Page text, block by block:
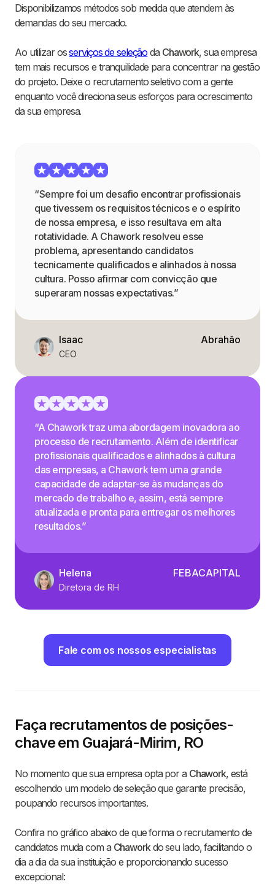
Disponibilizamos métodos sob medida que atendem às
demandas do seu mercado.
Ao utilizar osserviços de seleção da Chawork, sua empresa
tem mais recursos e tranquilidade para concentrar na gestão
do projeto. Deixe o recrutamento seletivo com a gente
enquanto você direciona seus esforços para ocrescimento
da sua empresa.
“Sempre foi um desafio encontrar profissionais
que tivessem os requisitos técnicos e o espírito
de nossa empresa, e isso resultava em alta
rotatividade. A Chawork resolveu esse
problema, apresentando candidatos
tecnicamente qualificados e alinhados à nossa
cultura. Posso afirmar com convicção que
superaram nossas expectativas.”
Isaac
CEO
Abrahão
“A Chawork traz uma abordagem inovadora ao
processo de recrutamento. Além de identificar
profissionais qualificados e alinhados à cultura
das empresas, a Chawork tem uma grande
capacidade de adaptar-se às mudanças do
mercado de trabalho e, assim, está sempre
atualizada e pronta para entregar os melhores
resultados.”
Helena
Diretora de RH
FEBACAPITAL
Fale com os nossos especialistas
Faça recrutamentos de posições-
chave em Guajará-Mirim, RO
No momento que sua empresa opta por a Chawork, está
escolhendo um modelo de seleção que garante precisão,
poupando recursos importantes.
Confira no gráfico abaixo de que forma o recrutamento de
candidatos muda com a Chaworkdo seu lado, facilitando o
dia a dia da sua instituição e proporcionando sucesso
excepcional: